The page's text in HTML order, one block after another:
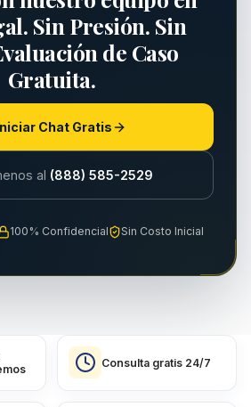
Sin Presión. Sin
de Caso
Gratuita.
Chat Gratis
al (888) 585-2529
100% Confidencial Sin Costo Inicial
Consulta gratis 24/7